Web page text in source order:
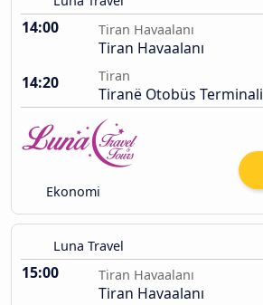
14:00 Tiran Havaalanı
Tiran Havaalanı
14:20
Tiran
Tiranë Otobüs Terminali
Ekonomi
Luna Travel
15:00 Tiran Havaalanı
Tiran Havaalanı